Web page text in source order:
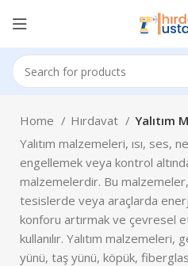
Home Hırdavat
Yalıtım
Yalıtım malzemeleri, ısı, ses,
engellemek veya kontrol
malzemelerdir. Bu
tesislerde veya araçlarda
konforu artırmak ve çevresel
kullanılır. Yalıtım
yünü, taş yünü, köpük,